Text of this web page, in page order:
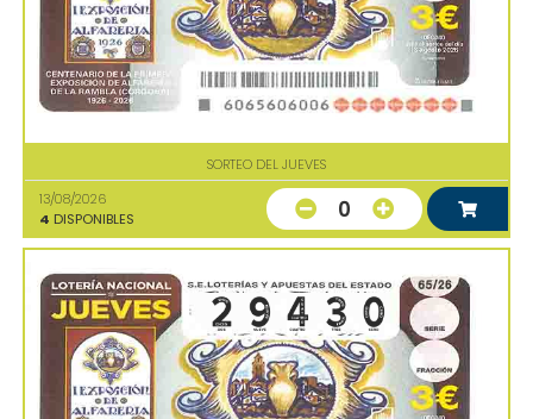
SORTEO DEL JUEVES
13/08/2026
4 DISPONIBLES 0